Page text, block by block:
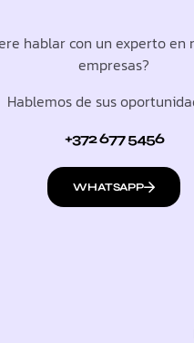
hablar con un experto en
empresas?
Hablemos de sus
+372 677 5456
WHATSAPP